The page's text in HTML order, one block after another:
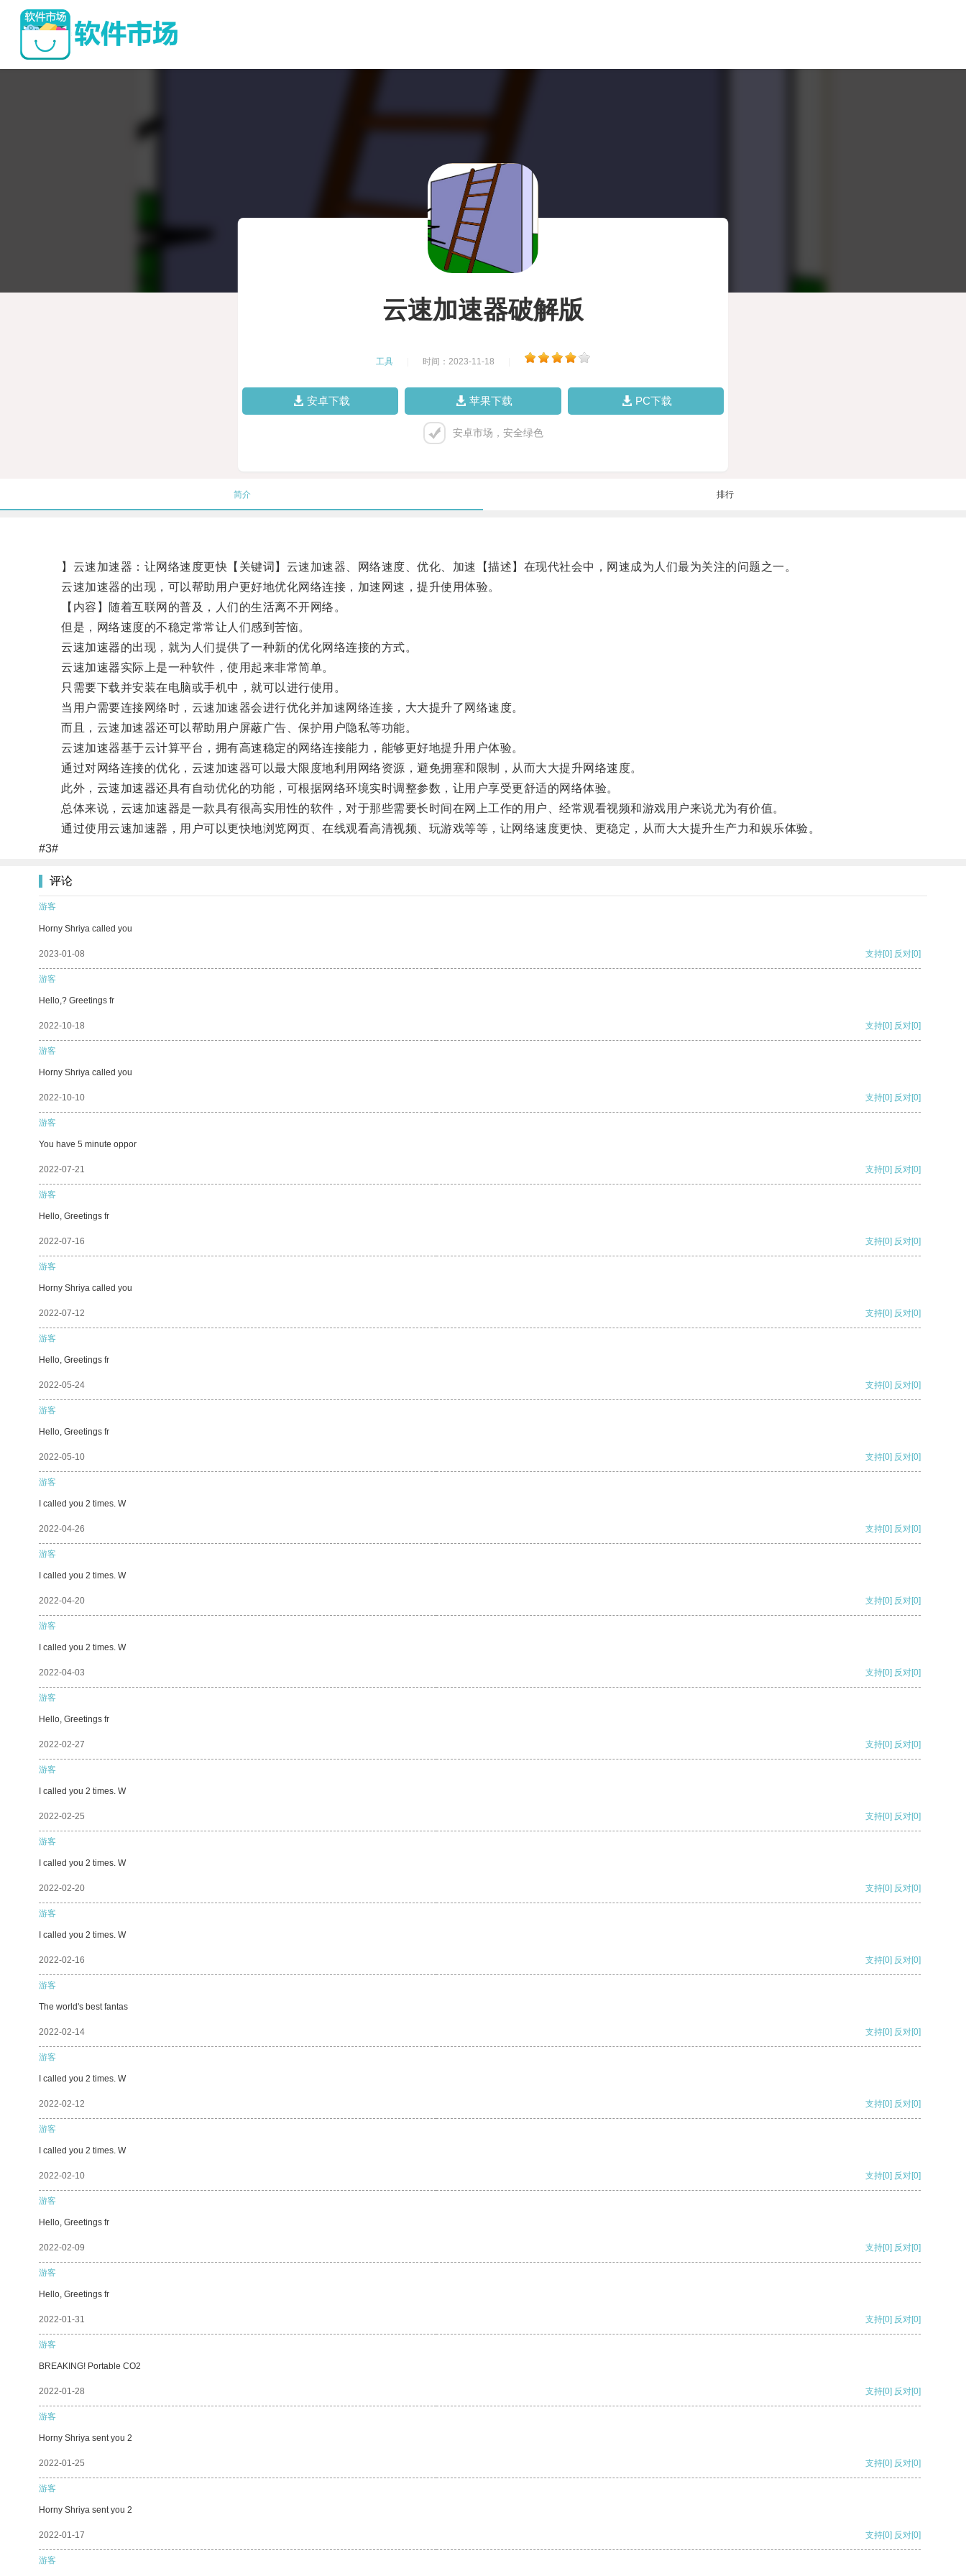
云速加速器破解版
工具 时间：2023-11-18
安卓下载 苹果下载 PC下载
安卓市场，安全绿色
简介 排行
】云速加速器：让网络速度更快【关键词】云速加速器、网络速度、优化、加速【描述】在现代社会中，网速成为人们最为关注的问题之一。
云速加速器的出现，可以帮助用户更好地优化网络连接，加速网速，提升使用体验。
【内容】随着互联网的普及，人们的生活离不开网络。
但是，网络速度的不稳定常常让人们感到苦恼。
云速加速器的出现，就为人们提供了一种新的优化网络连接的方式。
云速加速器实际上是一种软件，使用起来非常简单。
只需要下载并安装在电脑或手机中，就可以进行使用。
当用户需要连接网络时，云速加速器会进行优化并加速网络连接，大大提升了网络速度。
而且，云速加速器还可以帮助用户屏蔽广告、保护用户隐私等功能。
云速加速器基于云计算平台，拥有高速稳定的网络连接能力，能够更好地提升用户体验。
通过对网络连接的优化，云速加速器可以最大限度地利用网络资源，避免拥塞和限制，从而大大提升网络速度。
此外，云速加速器还具有自动优化的功能，可根据网络环境实时调整参数，让用户享受更舒适的网络体验。
总体来说，云速加速器是一款具有很高实用性的软件，对于那些需要长时间在网上工作的用户、经常观看视频和游戏用户来说尤为有价值。
通过使用云速加速器，用户可以更快地浏览网页、在线观看高清视频、玩游戏等等，让网络速度更快、更稳定，从而大大提升生产力和娱乐体验。
#3#
评论
游客
Horny Shriya called you
2023-01-08 支持[0] 反对[0]
游客
Hello,? Greetings fr
2022-10-18 支持[0] 反对[0]
游客
Horny Shriya called you
2022-10-10 支持[0] 反对[0]
游客
You have 5 minute oppor
2022-07-21 支持[0] 反对[0]
游客
Hello, Greetings fr
2022-07-16 支持[0] 反对[0]
游客
Horny Shriya called you
2022-07-12 支持[0] 反对[0]
游客
Hello, Greetings fr
2022-05-24 支持[0] 反对[0]
游客
Hello, Greetings fr
2022-05-10 支持[0] 反对[0]
游客
I called you 2 times. W
2022-04-26 支持[0] 反对[0]
游客
I called you 2 times. W
2022-04-20 支持[0] 反对[0]
游客
I called you 2 times. W
2022-04-03 支持[0] 反对[0]
游客
Hello, Greetings fr
2022-02-27 支持[0] 反对[0]
游客
I called you 2 times. W
2022-02-25 支持[0] 反对[0]
游客
I called you 2 times. W
2022-02-20 支持[0] 反对[0]
游客
I called you 2 times. W
2022-02-16 支持[0] 反对[0]
游客
The world's best fantas
2022-02-14 支持[0] 反对[0]
游客
I called you 2 times. W
2022-02-12 支持[0] 反对[0]
游客
I called you 2 times. W
2022-02-10 支持[0] 反对[0]
游客
Hello, Greetings fr
2022-02-09 支持[0] 反对[0]
游客
Hello, Greetings fr
2022-01-31 支持[0] 反对[0]
游客
BREAKING! Portable CO2
2022-01-28 支持[0] 反对[0]
游客
Horny Shriya sent you 2
2022-01-25 支持[0] 反对[0]
游客
Horny Shriya sent you 2
2022-01-17 支持[0] 反对[0]
游客